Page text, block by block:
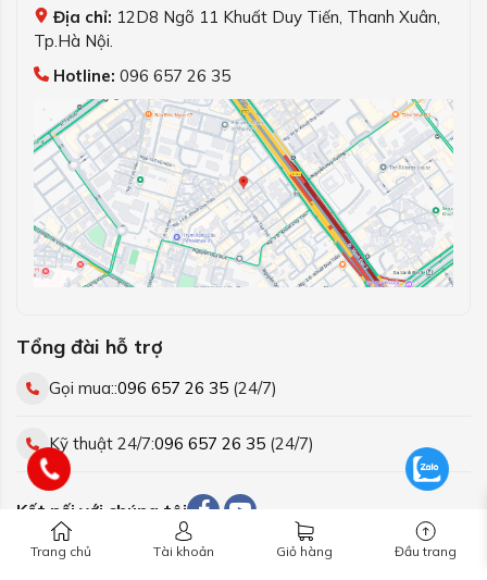
Địa chỉ: 12D8 Ngõ 11 Khuất Duy Tiến, Thanh Xuân,
Tp.Hà Nội.
Hotline: 096 657 26 35
Tổng đài hỗ trợ
Gọi mua::096 657 26 35 (24/7)
Kỹ thuật 24/7:096 657 26 35 (24/7)
Kết nối với chúng tôi
Trang chủ Tài khoản Giỏ hàng Đầu trang